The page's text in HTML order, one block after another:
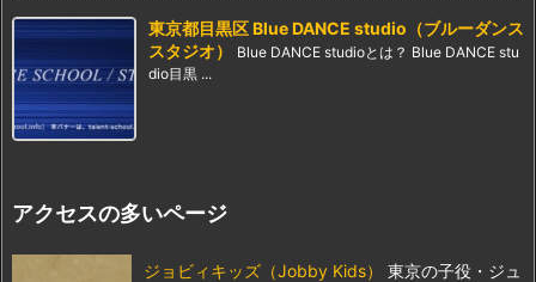
東京都目黒区 Blue DANCE studio（ブルーダンス
スタジオ）
Blue DANCE studioとは？ Blue DANCE stu
dio目黒 ...
アクセスの多いページ
ジョビィキッズ（Jobby Kids）
東京の子役・ジュ